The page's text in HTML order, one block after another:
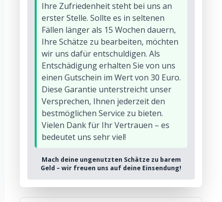
Ihre Zufriedenheit steht bei uns an
erster Stelle. Sollte es in seltenen
Fällen länger als 15 Wochen dauern,
Ihre Schätze zu bearbeiten, möchten
wir uns dafür entschuldigen. Als
Entschädigung erhalten Sie von uns
einen Gutschein im Wert von 30 Euro.
Diese Garantie unterstreicht unser
Versprechen, Ihnen jederzeit den
bestmöglichen Service zu bieten.
Vielen Dank für Ihr Vertrauen – es
bedeutet uns sehr viel!
Mach deine ungenutzten Schätze zu barem
Geld – wir freuen uns auf deine Einsendung!